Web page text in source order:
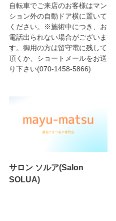
自転車でご来店のお客様はマン
ション外の自動ドア横に置いて
ください。※施術中につき、お
電話出られない場合がございま
す。御用の方は留守電に残して
頂くか、ショートメールをお送
り下さい(070-1458-5866)
サロン ソルア(Salon
SOLUA)